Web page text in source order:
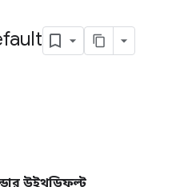
উইথডিফল্ট